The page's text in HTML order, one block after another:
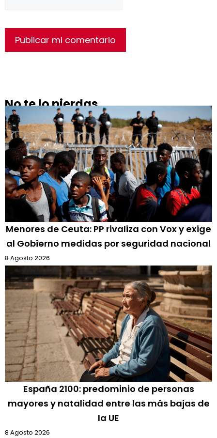
No te lo pierdas
Menores de Ceuta: PP rivaliza con Vox y exige
al Gobierno medidas por seguridad nacional
8 Agosto 2026
España 2100: predominio de personas
mayores y natalidad entre las más bajas de
la UE
8 Agosto 2026